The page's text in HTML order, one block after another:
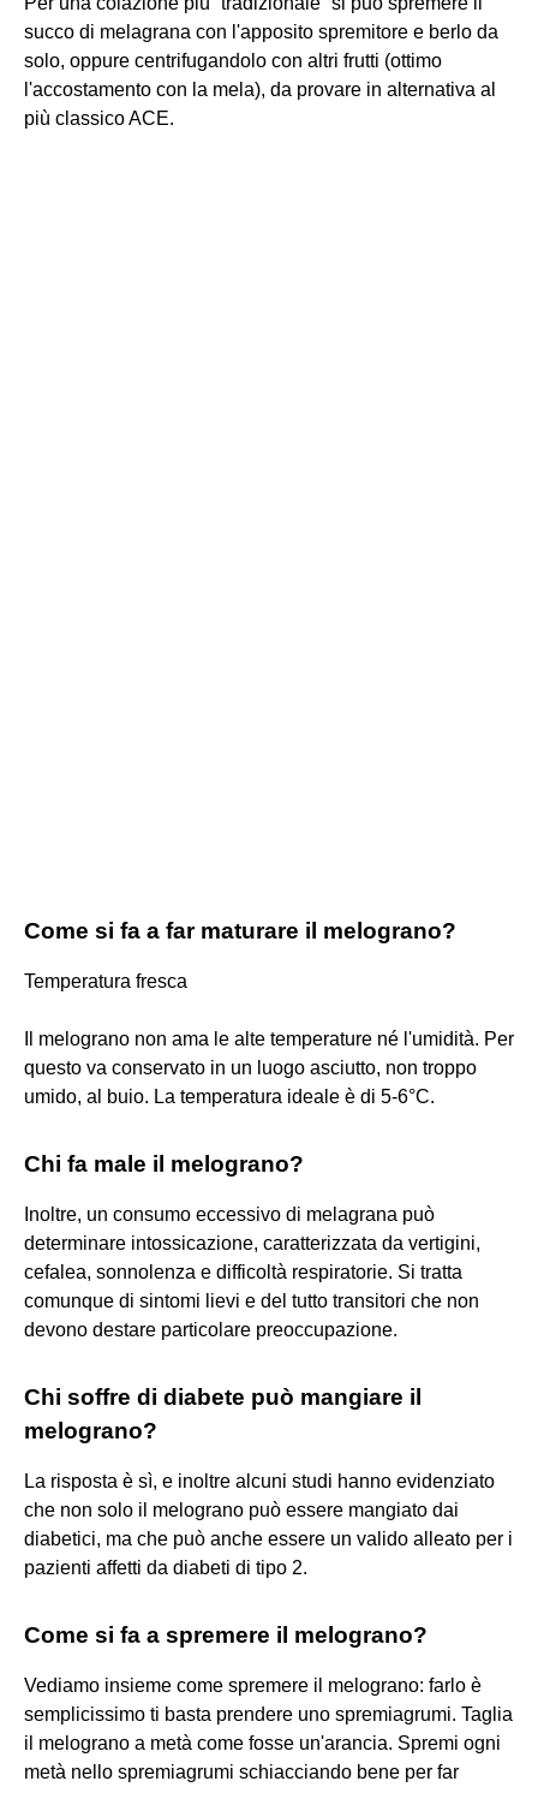
succo di melagrana con l'apposito spremitore e berlo da
solo, oppure centrifugandolo con altri frutti (ottimo
l'accostamento con la mela), da provare in alternativa al
più classico ACE.
Come si fa a far maturare il melograno?
Temperatura fresca
Il melograno non ama le alte temperature né l'umidità. Per
questo va conservato in un luogo asciutto, non troppo
umido, al buio. La temperatura ideale è di 5-6°C.
Chi fa male il melograno?
Inoltre, un consumo eccessivo di melagrana può
determinare intossicazione, caratterizzata da vertigini,
cefalea, sonnolenza e difficoltà respiratorie. Si tratta
comunque di sintomi lievi e del tutto transitori che non
devono destare particolare preoccupazione.
Chi soffre di diabete può mangiare il
melograno?
La risposta è sì, e inoltre alcuni studi hanno evidenziato
che non solo il melograno può essere mangiato dai
diabetici, ma che può anche essere un valido alleato per i
pazienti affetti da diabeti di tipo 2.
Come si fa a spremere il melograno?
Vediamo insieme come spremere il melograno: farlo è
semplicissimo ti basta prendere uno spremiagrumi. Taglia
il melograno a metà come fosse un'arancia. Spremi ogni
metà nello spremiagrumi schiacciando bene per far